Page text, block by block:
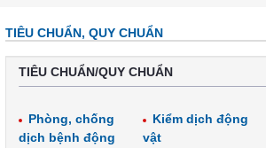
TIÊU CHUẨN, QUY CHUẨN
TIÊU CHUẨN/QUY CHUẨN
Phòng, chống
dịch bệnh động
Kiểm dịch động
vật